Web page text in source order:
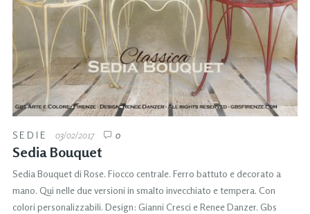
SEDIE 03/02/2017 0
Sedia Bouquet
Sedia Bouquet di Rose. Fiocco centrale. Ferro battuto e decorato a
mano. Qui nelle due versioni in smalto invecchiato e tempera. Con
colori personalizzabili. Design: Gianni Cresci e Renee Danzer. Gbs